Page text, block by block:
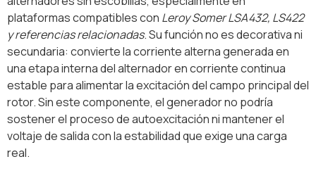
plataformas compatibles con Leroy Somer LSA432, LS422
y referencias relacionadas. Su función no es decorativa ni
secundaria: convierte la corriente alterna generada en
una etapa interna del alternador en corriente continua
estable para alimentar la excitación del campo principal del
rotor. Sin este componente, el generador no podría
sostener el proceso de autoexcitación ni mantener el
voltaje de salida con la estabilidad que exige una carga
real.